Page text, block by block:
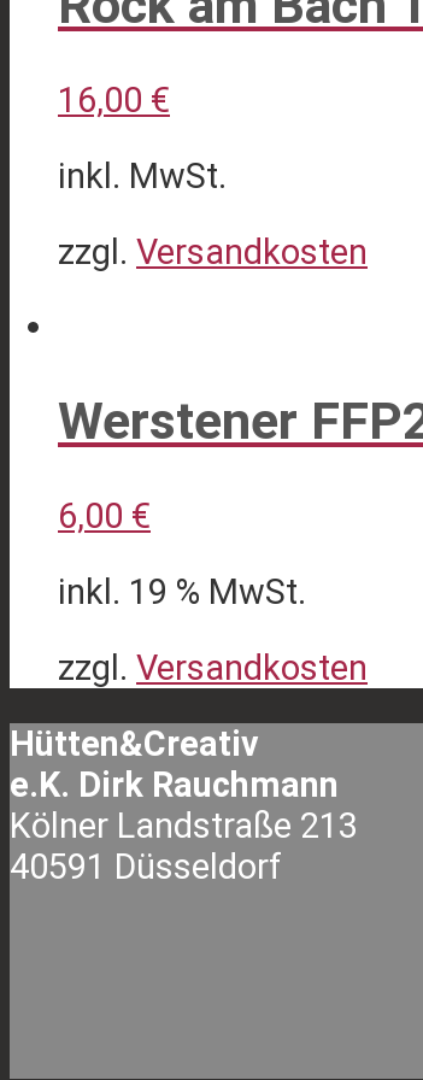
werden
16,00 €
inkl. MwSt.
zzgl. Versandkosten
weist
mehrere
auf.
Die
Optionen
können
auf
der
Produktseite
gewählt
werden
Werstener
6,00 €
inkl. 19 % MwSt.
zzgl. Versandkosten
Hütten&Creativ
e.K. Dirk Rauchmann
Kölner Landstraße 213
40591 Düsseldorf